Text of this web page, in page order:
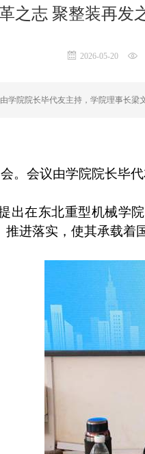
之志 聚整装再
2026-05-20
学院院长毕代友主持，学院理事长梁
。会议由学院院长毕
出在东北重型机械学
进落实，使其承载着